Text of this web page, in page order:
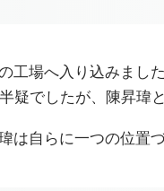
工場へ入り込みまし
疑でしたが、陳昇瑋
は自らに一つの位置